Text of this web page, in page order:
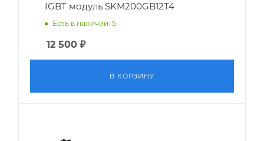
IGBT модуль SKM200GB12T4
Есть в наличии: 5
12 500 ₽
В КОРЗИНУ